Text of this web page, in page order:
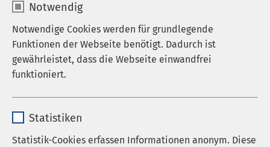
Notwendig
Notwendige Cookies werden für grundlegende
Funktionen der Webseite benötigt. Dadurch ist
gewährleistet, dass die Webseite einwandfrei
funktioniert.
Anbieter sgalinski
Statistiken
Statistik-Cookies erfassen Informationen anonym. Diese